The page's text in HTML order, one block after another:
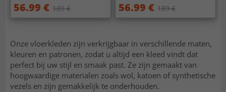
56.99 € 189 € 56.99 € 189 €
Onze vloerkleden zijn verkrijgbaar in verschillende maten,
kleuren en patronen, zodat u altijd een kleed vindt dat
perfect bij uw stijl en smaak past. Ze zijn gemaakt van
hoogwaardige materialen zoals wol, katoen of synthetische
vezels en zijn gemakkelijk te onderhouden.